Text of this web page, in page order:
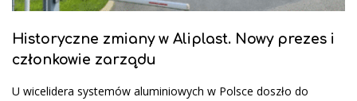
Historyczne zmiany w Aliplast. Nowy prezes i
członkowie zarządu
U wicelidera systemów aluminiowych w Polsce doszło do